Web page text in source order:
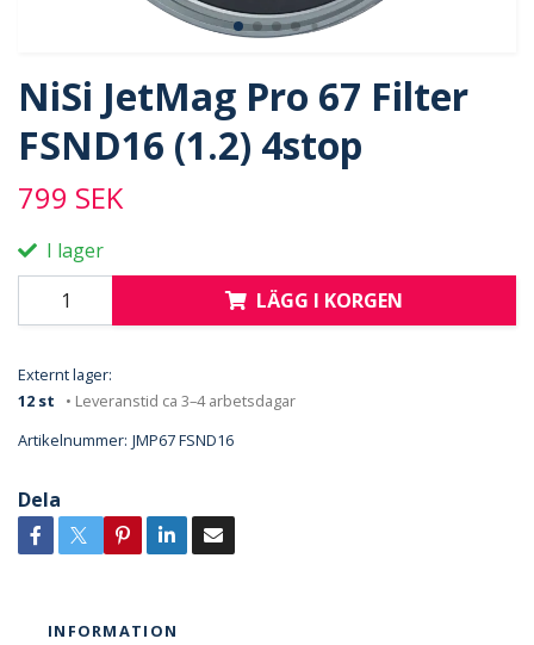
NiSi JetMag Pro 67 Filter
FSND16 (1.2) 4stop
799 SEK
I lager
LÄGG I KORGEN
Externt lager:
12 st
• Leveranstid ca 3–4 arbetsdagar
Artikelnummer: JMP67 FSND16
Dela
INFORMATION